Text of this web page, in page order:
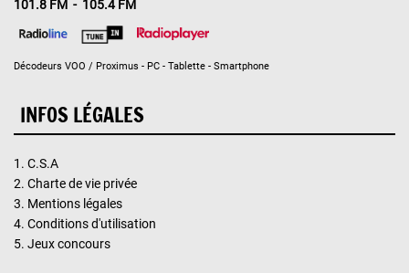
101.8 FM - 105.4 FM
Décodeurs VOO / Proximus - PC - Tablette - Smartphone
INFOS LÉGALES
1. C.S.A
2. Charte de vie privée
3. Mentions légales
4. Conditions d'utilisation
5. Jeux concours